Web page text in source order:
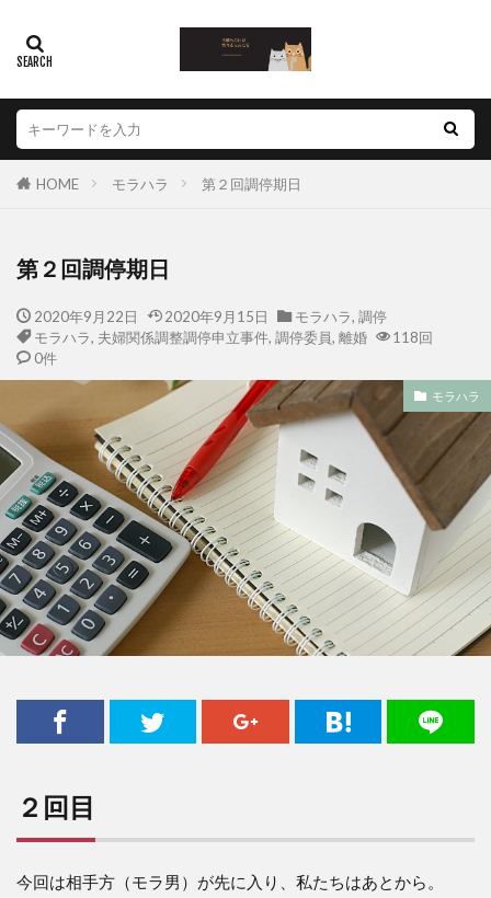
HOME モラハラ 第２回調停期日
第２回調停期日
2020年9月22日 2020年9月15日 モラハラ, 調停
モラハラ, 夫婦関係調整調停申立事件, 調停委員, 離婚
118回
0件
モラハラ
２回目
今回は相手方（モラ男）が先に入り、私たちはあとから。